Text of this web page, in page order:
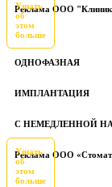
Реклама ООО
Узнать
об
этом
больше
ОДНОФАЗНАЯ
ИМПЛАНТАЦИЯ
С НЕМЕДЛЕННОЙ
Реклама ООО
Узнать
об
этом
больше